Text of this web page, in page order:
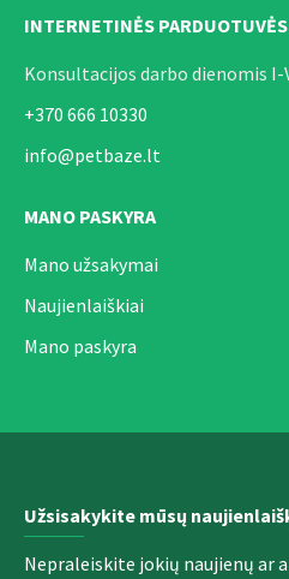
INTERNETINĖS
Konsultacijos darbo dienomis I-
+370 666 10330
info@petbaze.lt
MANO PASKYRA
Mano užsakymai
Naujienlaiškiai
Mano paskyra
Užsisakykite mūsų
Nepraleiskite jokių naujienų ar